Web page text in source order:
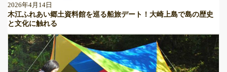
2026年4月14日
木江ふれあい郷土資料館を巡る船旅デート！大崎上島で島の歴史
と文化に触れる